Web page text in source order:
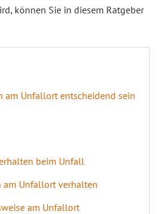
können Sie in diesem Ratgeber
am Unfallort entscheidend sein
beim Unfall
am Unfallort verhalten
am Unfallort